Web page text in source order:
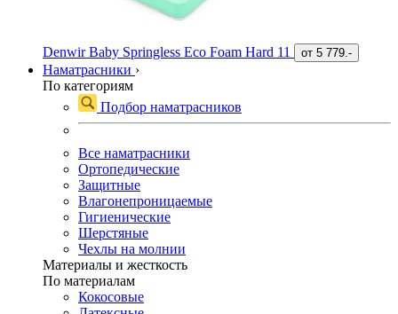
Denwir Baby Springless Eco Foam Hard 11 от 5 779.-
Наматрасники ›
По категориям
Подбор наматрасников
Все наматрасники
Ортопедические
Защитные
Влагонепроницаемые
Гигиенические
Шерстяные
Чехлы на молнии
Материалы и жесткость
По материалам
Кокосовые